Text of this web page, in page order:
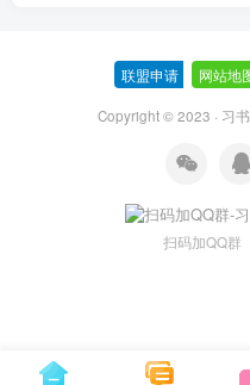
联盟申请 网站地
Copyright © 2023 · 习
扫码加QQ群